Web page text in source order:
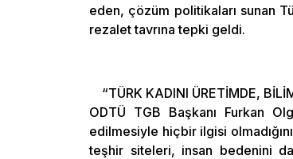
eden, çözüm politikaları sunan
rezalet tavrına tepki geldi.
“TÜRK KADINI ÜRETİMDE,
ODTÜ TGB Başkanı Furkan
edilmesiyle hiçbir ilgisi
teşhir siteleri, insan bedenini